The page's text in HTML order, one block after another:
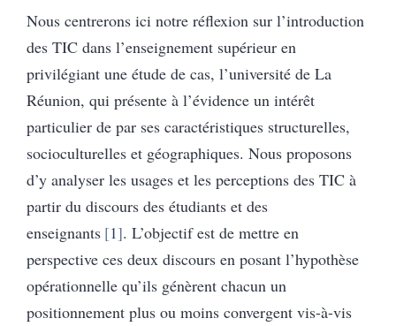
Nous centrerons ici notre réflexion sur l’introduction
des TIC dans l’enseignement supérieur en
privilégiant une étude de cas, l’université de La
Réunion, qui présente à l’évidence un intérêt
particulier de par ses caractéristiques structurelles,
socioculturelles et géographiques. Nous proposons
d’y analyser les usages et les perceptions des TIC à
partir du discours des étudiants et des
enseignants 1 . L’objectif est de mettre en
perspective ces deux discours en posant l’hypothèse
opérationnelle qu’ils génèrent chacun un
positionnement plus ou moins convergent vis-à-vis